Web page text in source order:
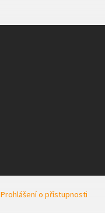
Prohlášení o přístupnosti